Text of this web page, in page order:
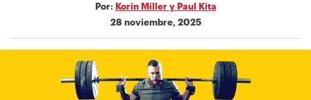
Por: Korin Miller y Paul Kita
28 noviembre, 2025